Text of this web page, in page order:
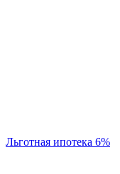
Льготная ипотека 6%